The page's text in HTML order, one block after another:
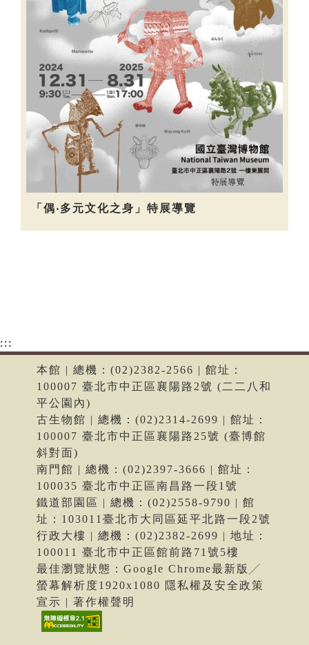
「偶‧多元文化之身」特展導覽
:::
本館 | 總機：(02)2382-2566 | 館址：
100007 臺北市中正區襄陽路2號 (二二八和
平公園內)
古生物館 | 總機：(02)2314-2699 | 館址：
100007 臺北市中正區襄陽路25號 (臺博館
斜對面)
南門館 | 總機：(02)2397-3666 | 館址：
100035 臺北市中正區南昌路一段1號
鐵道部園區 | 總機：(02)2558-9790 | 館
址：103011臺北市大同區延平北路一段2號
行政大樓 | 總機：(02)2382-2699 | 地址：
100011 臺北市中正區館前路71號5樓
最佳瀏覽狀態：Google Chrome最新版╱
螢幕解析度1920x1080 隱私權及安全政策
宣示 | 著作權聲明